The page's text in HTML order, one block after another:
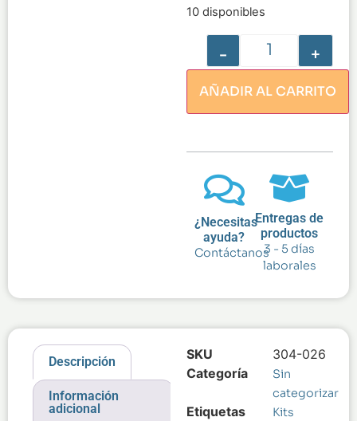
10 disponibles
- +
AÑADIR AL CARRITO
¿Necesitas
ayuda?
Contáctanos
Entregas de
productos
3 - 5 días
laborales
Descripción
Información
adicional
SKU
304-026
Categoría
Sin
categorizar
Etiquetas
Kits